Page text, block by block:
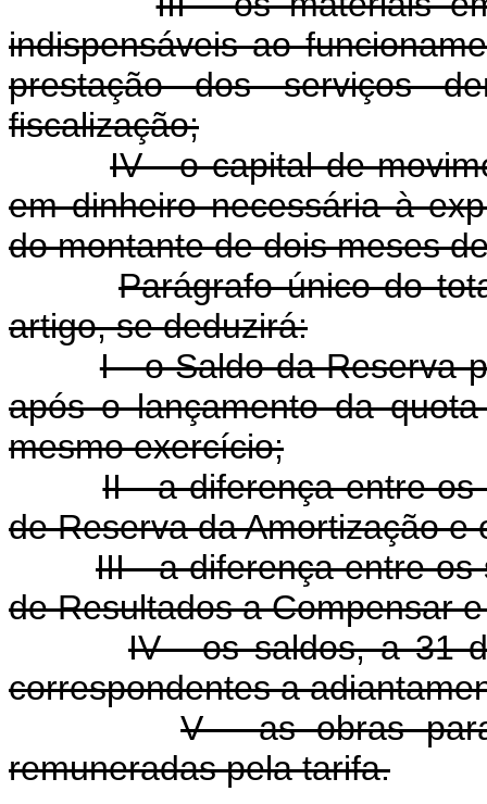
indispensáveis ao
prestação dos serviços
fiscalização;
IV - o capital de
em dinheiro necessária à
do montante de dois meses
Parágrafo único do
artigo, se deduzirá:
I - o Saldo da Reserva
após o lançamento da
mesmo exercício;
II - a diferença entre
de Reserva da Amortização e
III - a diferença entre
de Resultados a Compensar
IV - os saldos, a 31
correspondentes a
V - as obras
remuneradas pela tarifa.